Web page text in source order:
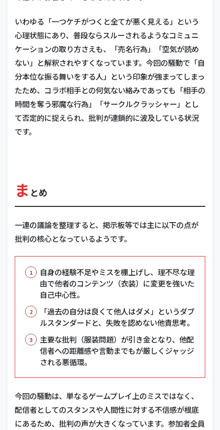
いわゆる「一つケチがつくと全てが悪く見える」という
心理状態にあり、普段ならスルーされるようなコミュニ
ケーションの取り方さえも、「売名行為」「空気が読め
ない」と解釈されやすくなっています。今回の騒動で「自
分本位な振る舞いをする人」という印象が強まってしまっ
たため、コラボ相手との何気ない絡みであっても「相手の
時間を奪う邪魔な行為」「サークルクラッシャー」とし
て否定的に捉えられ、批判が連鎖的に波及している状況
です。
ま とめ
一連の議論を整理すると、掲示板等では主に以下の点が
批判の核心となっているようです。
自身の経験不足やミスを棚上げし、理不尽な理
由で他者のコンテンツ（衣装）に変更を強いた
自己中心性。
「過去の自分は良くて他人はダメ」というダブ
ルスタンダードと、失敗を認めない他責思考。
主要な批判（服装問題）が引き金となり、他配
信者への距離感や言動までもが厳しくジャッジ
される悪循環。
今回の騒動は、単なるゲームプレイ上のミスではなく、
配信者としてのスタンスや人間性に対する不信感が根底
にあるため、批判の声が大きくなっています。参加者全員